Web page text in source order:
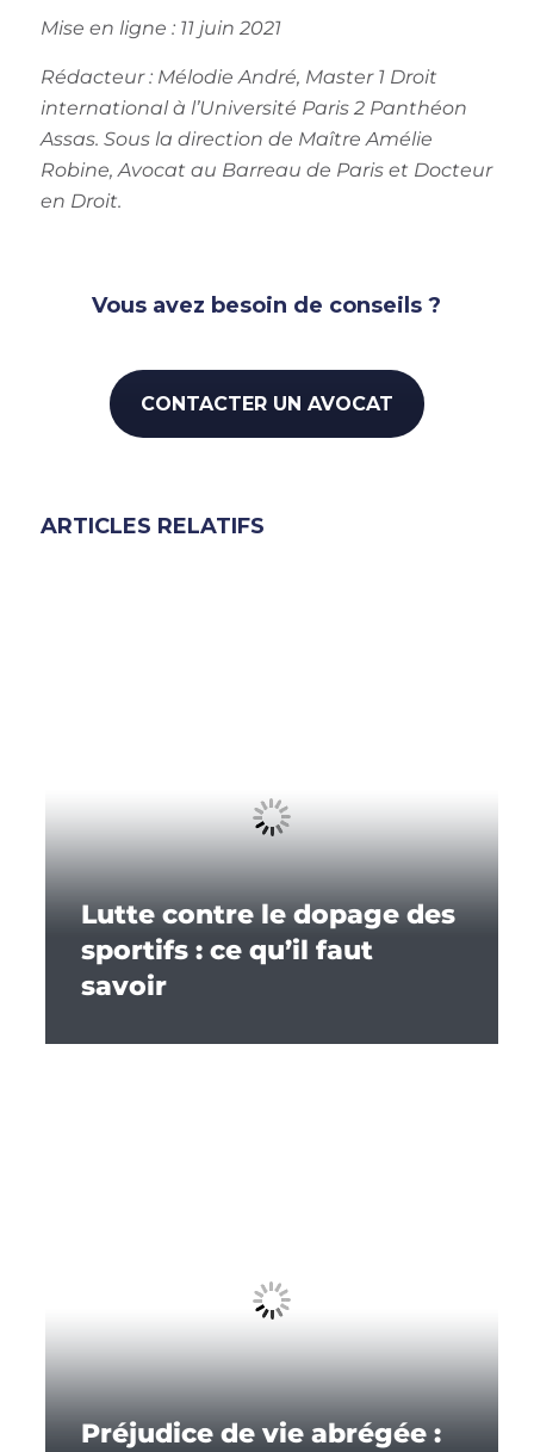
Mise en ligne : 11 juin 2021
Rédacteur : Mélodie André, Master 1 Droit
international à l’Université Paris 2 Panthéon
Assas. Sous la direction de Maître Amélie
Robine, Avocat au Barreau de Paris et Docteur
en Droit.
Vous avez besoin de conseils ?
CONTACTER UN AVOCAT
ARTICLES RELATIFS
Lutte contre le dopage des
sportifs : ce qu’il faut
savoir
Préjudice de vie abrégée :